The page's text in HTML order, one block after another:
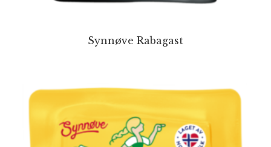
Synnøve Rabagast